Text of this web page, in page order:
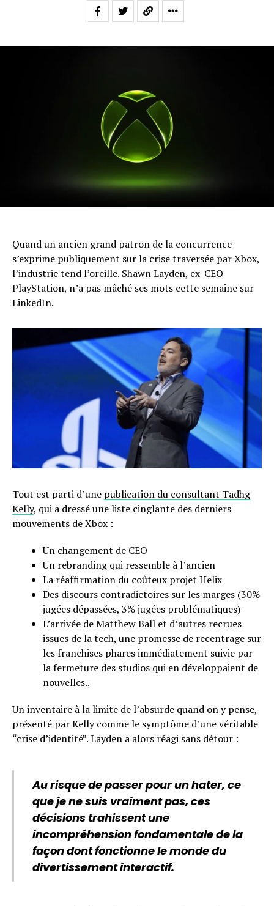
Quand un ancien grand patron de la concurrence
s’exprime publiquement sur la crise traversée par Xbox,
l’industrie tend l’oreille. Shawn Layden, ex-CEO
PlayStation, n’a pas mâché ses mots cette semaine sur
LinkedIn.
Tout est parti d’une publication du consultant Tadhg
Kelly, qui a dressé une liste cinglante des derniers
mouvements de Xbox :
Un changement de CEO
Un rebranding qui ressemble à l’ancien
La réaffirmation du coûteux projet Helix
Des discours contradictoires sur les marges (30%
jugées dépassées, 3% jugées problématiques)
L’arrivée de Matthew Ball et d’autres recrues
issues de la tech, une promesse de recentrage sur
les franchises phares immédiatement suivie par
la fermeture des studios qui en développaient de
nouvelles..
Un inventaire à la limite de l’absurde quand on y pense,
présenté par Kelly comme le symptôme d’une véritable
“crise d’identité”. Layden a alors réagi sans détour :
Au risque de passer pour un hater, ce
que je ne suis vraiment pas, ces
décisions trahissent une
incompréhension fondamentale de la
façon dont fonctionne le monde du
divertissement interactif.